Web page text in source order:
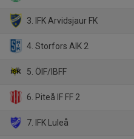
3. IFK Arvidsjaur FK
4. Storfors AIK 2
5. ÖIF/IBFF
6. Piteå IF FF 2
7. IFK Luleå